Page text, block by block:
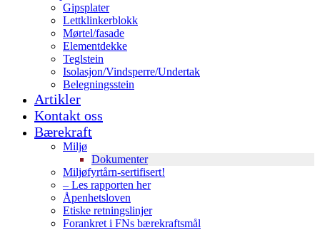
Gipsplater
Lettklinkerblokk
Mørtel/fasade
Elementdekke
Teglstein
Isolasjon/Vindsperre/Undertak
Belegningsstein
Artikler
Kontakt oss
Bærekraft
Miljø
Dokumenter
Miljøfyrtårn-sertifisert!
– Les rapporten her
Åpenhetsloven
Etiske retningslinjer
Forankret i FNs bærekraftsmål